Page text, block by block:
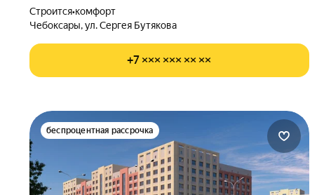
Строится•комфорт
Чебоксары, ул. Сергея Бутякова
+7 ××× ××× ×× ××
беспроцентная рассрочка